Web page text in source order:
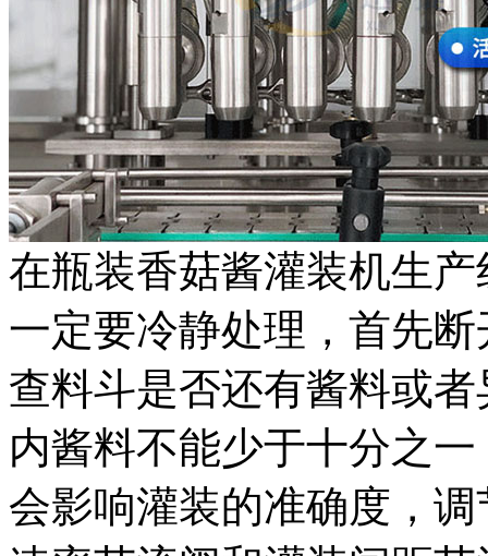
在瓶装香菇酱灌装机生
一定要冷静处理，首先
查料斗是否还有酱料或
内酱料不能少于十分之
会影响灌装的准确度，